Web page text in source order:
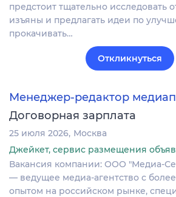
предстоит тщательно исследовать
изъяны и предлагать идеи по
прокачивать…
Откликнуться
Менеджер-редактор
Договорная зарплата
25 июля 2026 Москва
Джейкет, сервис размещения
Вакансия компании: ООО "Медиа-
— ведущее медиа-агентство с
опытом на российском рынке,